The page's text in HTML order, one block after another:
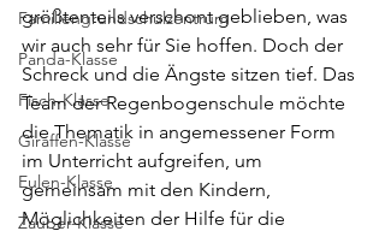
Familiengrundschulzentrum
Panda-Klasse
Fisch-Klasse
Giraffen-Klasse
Eulen-Klasse
Zauber-Klasse
größtenteils verschont geblieben, was
wir auch sehr für Sie hoffen. Doch der
Schreck und die Ängste sitzen tief. Das
Team der Regenbogenschule möchte
die Thematik in angemessener Form
im Unterricht aufgreifen, um
gemeinsam mit den Kindern,
Möglichkeiten der Hilfe für die